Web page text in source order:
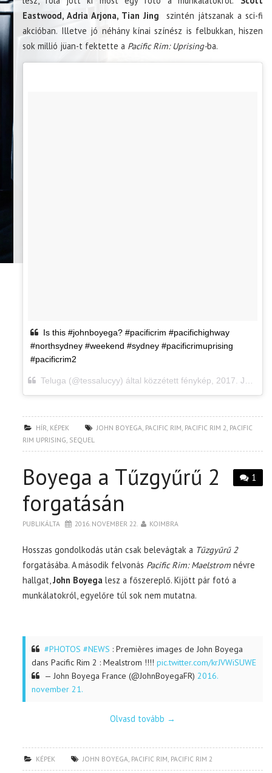
Eastwood, Adria Arjona, Tian Jing
szintén játszanak a sci-fi
akcióban. Illetve jó néhány kínai színész is felbukkan, hiszen
sok millió jüan-t fektette a Pacific Rim: Uprising-ba.
Is this #johnboyega? #pacificrim #pacifichighway
#northsydney #weekend #sydney #pacificrimuprising
#pacificrim2
Teluga (@tessalucyy) által közzétett fénykép, 2017. Jan 6., 17:12 PST
HÍR KÉPEK JOHN BOYEGA PACIFIC RIM PACIFIC RIM 2 PACIFIC
RIM UPRISING SEQUEL
1
Boyega a Tűzgyűrű 2
forgatásán
PUBLIKÁLTA 2016. NOVEMBER 22. KOIMBRA
Hosszas gondolkodás után csak belevágtak a Tűzgyűrű 2
forgatásába. A második felvonás Pacific Rim: Maelstrom névre
hallgat,John Boyega lesz a főszereplő. Kijött pár fotó a
munkálatokról, egyelőre túl sok nem mutatna.
#PHOTOS #NEWS : Premières images de John Boyega
dans Pacific Rim 2 : Mealstrom !!!!pic.twitter.com/krJVWiSUWE
— John Boyega France (@JohnBoyegaFR)2016.
november 21.
Olvasd tovább →
KÉPEK JOHN BOYEGA PACIFIC RIM PACIFIC RIM 2